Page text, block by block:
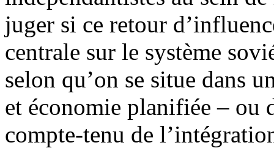
juger si ce retour
centrale sur le système
selon qu’on se situe dans
et économie planifiée – ou
compte-tenu de